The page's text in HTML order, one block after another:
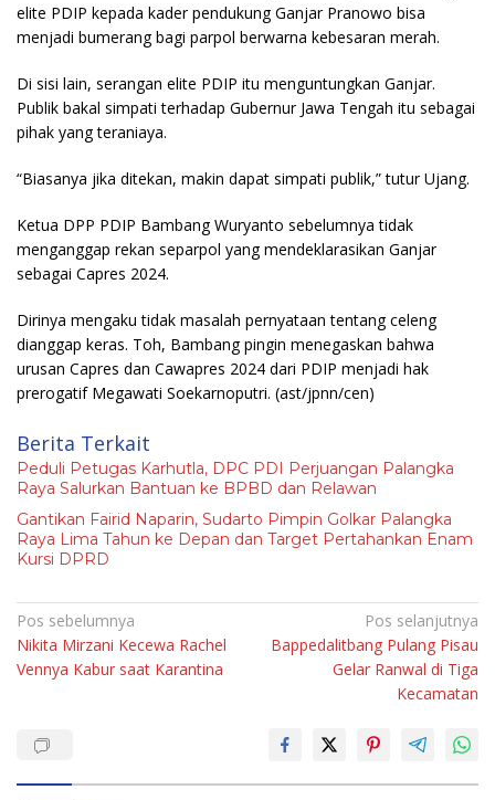
elite PDIP kepada kader pendukung Ganjar Pranowo bisa
menjadi bumerang bagi parpol berwarna kebesaran merah.
Di sisi lain, serangan elite PDIP itu menguntungkan Ganjar.
Publik bakal simpati terhadap Gubernur Jawa Tengah itu sebagai
pihak yang teraniaya.
“Biasanya jika ditekan, makin dapat simpati publik,” tutur Ujang.
Ketua DPP PDIP Bambang Wuryanto sebelumnya tidak
menganggap rekan separpol yang mendeklarasikan Ganjar
sebagai Capres 2024.
Dirinya mengaku tidak masalah pernyataan tentang celeng
dianggap keras. Toh, Bambang pingin menegaskan bahwa
urusan Capres dan Cawapres 2024 dari PDIP menjadi hak
prerogatif Megawati Soekarnoputri. (ast/jpnn/cen)
Berita Terkait
Peduli Petugas Karhutla, DPC PDI Perjuangan Palangka
Raya Salurkan Bantuan ke BPBD dan Relawan
Gantikan Fairid Naparin, Sudarto Pimpin Golkar Palangka
Raya Lima Tahun ke Depan dan Target Pertahankan Enam
Kursi DPRD
Navigasi
pos
Pos sebelumnya
Nikita Mirzani Kecewa Rachel
Vennya Kabur saat Karantina
Pos selanjutnya
Bappedalitbang Pulang Pisau
Gelar Ranwal di Tiga
Kecamatan